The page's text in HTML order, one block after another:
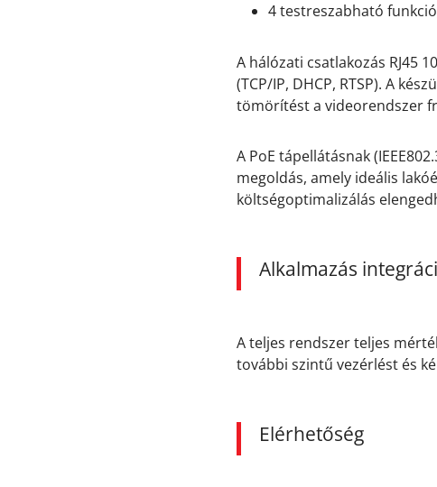
4 testreszabható
A hálózati csatlakozás RJ45
(TCP/IP, DHCP, RTSP). A
tömörítést a videorendszer
A PoE tápellátásnak
megoldás, amely ideális
költségoptimalizálás
Alkalmazás
A teljes rendszer teljes
további szintű vezérlést és
Elérhetőség